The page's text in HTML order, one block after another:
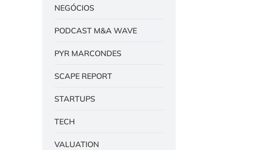
NEGÓCIOS
PODCAST M&A WAVE
PYR MARCONDES
SCAPE REPORT
STARTUPS
TECH
VALUATION